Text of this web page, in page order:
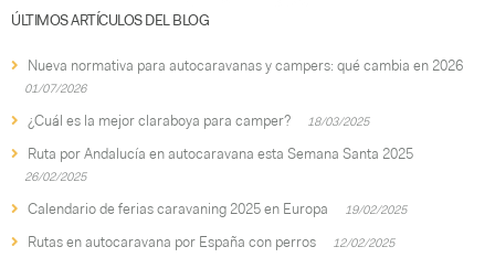
ÚLTIMOS ARTÍCULOS DEL BLOG
Nueva normativa para autocaravanas y campers: qué cambia en 2026
01/07/2026
¿Cuál es la mejor claraboya para camper? 18/03/2025
Ruta por Andalucía en autocaravana esta Semana Santa 2025
26/02/2025
Calendario de ferias caravaning 2025 en Europa 19/02/2025
Rutas en autocaravana por España con perros 12/02/2025